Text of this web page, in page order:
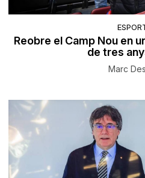
Reobre el Camp Nou en
de tres
Marc